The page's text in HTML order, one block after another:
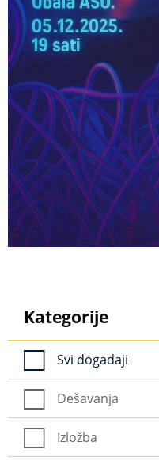
Kategorije
Svi događaji
Dešavanja
Izložba